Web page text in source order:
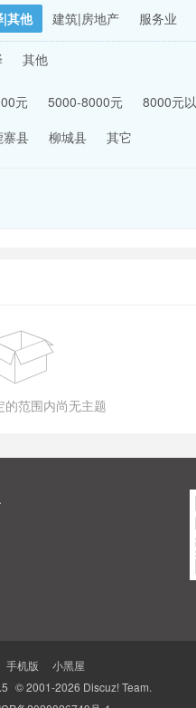
|其他 建筑|房地产 服务业
其他
元 5000-8000元
8000元
寨县 柳城县 其它
的范围内尚无主题
手机版
小黑屋
© 2001-2026 Discuz! Team.